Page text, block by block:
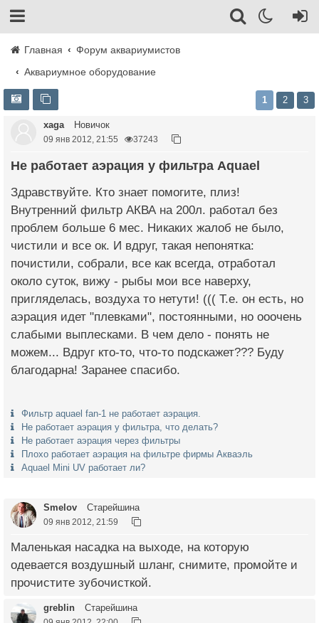
Главная
Форум аквариумистов
Аквариумное оборудование
1 2 3
xaga Новичок
09 янв 2012, 21:55 37243
Не работает аэрация у фильтра Aquael
Здравствуйте. Кто знает помогите, плиз!
Внутренний фильтр АКВА на 200л. работал без
проблем больше 6 мес. Никаких жалоб не было,
чистили и все ок. И вдруг, такая непонятка:
почистили, собрали, все как всегда, отработал
около суток, вижу - рыбы мои все наверху,
пригляделась, воздуха то нетути! ((( Т.е. он есть, но
аэрация идет "плевками", постоянными, но ооочень
слабыми выплесками. В чем дело - понять не
можем... Вдруг кто-то, что-то подскажет??? Буду
благодарна! Заранее спасибо.
Фильтр aquael fan-1 не работает аэрация.
Не работает аэрация у фильтра, что делать?
Не работает аэрация через фильтры
Плохо работает аэрация на фильтре фирмы Акваэль
Aquael Mini UV работает ли?
Smelov Старейшина
09 янв 2012, 21:59
Маленькая насадка на выходе, на которую
одевается воздушный шланг, снимите, промойте и
прочистите зубочисткой.
greblin Старейшина